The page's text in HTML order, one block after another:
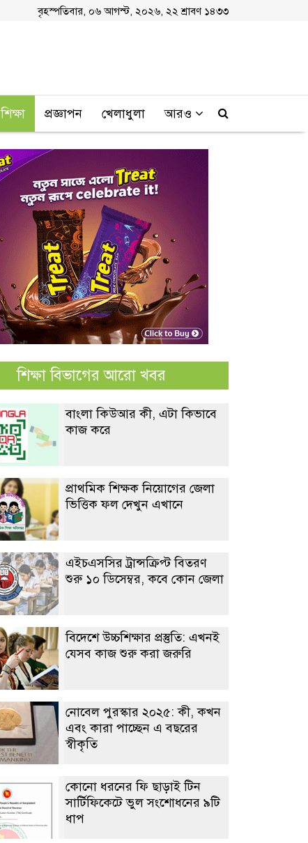
বৃহস্পতিবার, ০৬ আগস্ট, ২০২৬, ২২ শ্রাবণ ১৪৩৩
শিক্ষা প্রজ্ঞাপন খেলাধুলা আরও
শিক্ষা বিভাগের আরো খবর
বাংলা কিউআর কী, এটা কিভাবে
কাজ করে
প্রাথমিক শিক্ষক নিয়োগের জেলা
ভিত্তিক ফল দেখুন এখানে
এইচএসসির ট্রান্সক্রিপ্ট বিতরণ
শুরু ১০ ডিসেম্বর, কবে কোন জেলা
বিদেশে উচ্চশিক্ষার প্রস্তুতি: এখনই
যেসব কাজ শুরু করা জরুরি
নোবেল পুরস্কার ২০২৫: কী, কখন
এবং কারা পাচ্ছেন এ বছরের
স্বীকৃতি
কোনো ধরনের ফি ছাড়াই টিন
সার্টিফিকেটে ভুল সংশোধনের ৯টি
ধাপ